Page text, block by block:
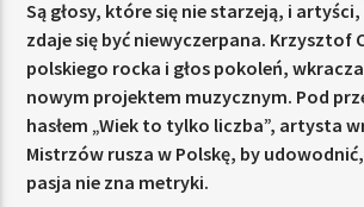
Są głosy, które się nie starzeją, i
zdaje się być niewyczerpana. Krzysztof
polskiego rocka i głos pokoleń,
nowym projektem muzycznym. Pod
hasłem „Wiek to tylko liczba”, artysta
Mistrzów rusza w Polskę, by
pasja nie zna metryki.